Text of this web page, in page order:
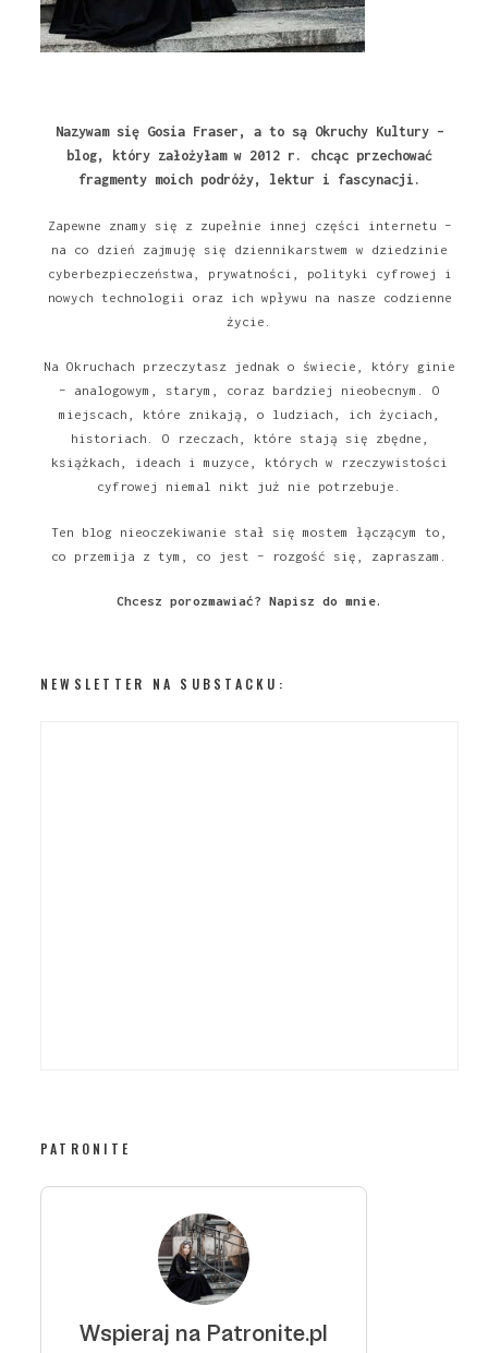
Nazywam się Gosia Fraser, a to są Okruchy Kultury –
blog, który założyłam w 2012 r. chcąc przechować
fragmenty moich podróży, lektur i fascynacji.
Zapewne znamy się z zupełnie innej części internetu –
na co dzień zajmuję się dziennikarstwem w dziedzinie
cyberbezpieczeństwa, prywatności, polityki cyfrowej i
nowych technologii oraz ich wpływu na nasze codzienne
życie.
Na Okruchach przeczytasz jednak o świecie, który ginie
– analogowym, starym, coraz bardziej nieobecnym. O
miejscach, które znikają, o ludziach, ich życiach,
historiach. O rzeczach, które stają się zbędne,
książkach, ideach i muzyce, których w rzeczywistości
cyfrowej niemal nikt już nie potrzebuje.
Ten blog nieoczekiwanie stał się mostem łączącym to,
co przemija z tym, co jest – rozgość się, zapraszam.
Chcesz porozmawiać? Napisz do mnie.
NEWSLETTER NA SUBSTACKU:
PATRONITE